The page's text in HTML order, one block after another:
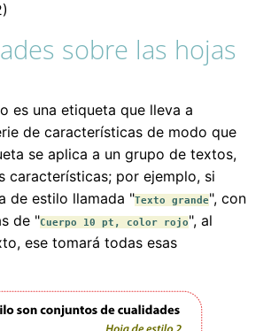
sobre las hojas
es una etiqueta que lleva a
de características de modo que
se aplica a un grupo de textos,
características; por ejemplo, si
de estilo llamada "Texto grande", con
de "Cuerpo 10 pt, color rojo", al
ese tomará todas esas